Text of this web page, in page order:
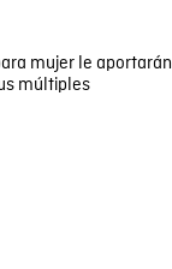
mujer le aportarán
múltiples